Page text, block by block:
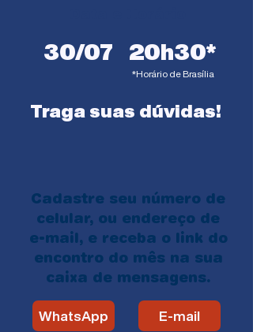
30/07 20h30*
*Horário de Brasília
Traga suas dúvidas!
Cadastre seu número de
celular, ou endereço de
e-mail, e receba o link do
encontro do mês na sua
caixa de mensagens.
WhatsApp E-mail